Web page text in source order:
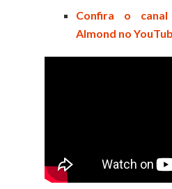
Confira o
Almond no